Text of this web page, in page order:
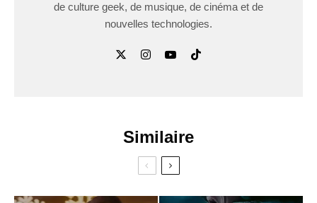
de culture geek, de musique, de cinéma et de
nouvelles technologies.
Similaire